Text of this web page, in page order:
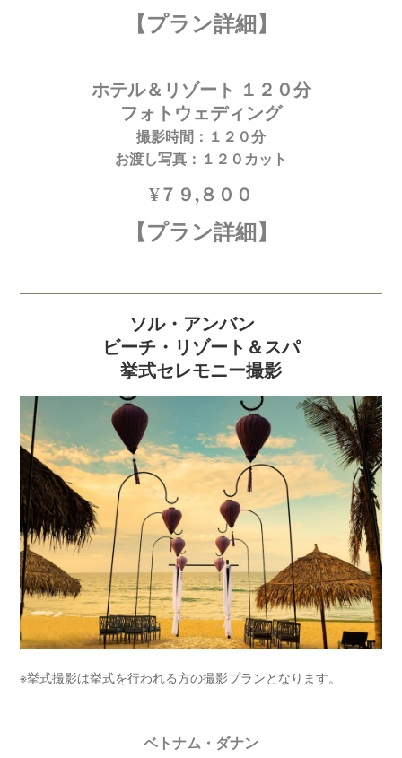
【プラン詳細】
ホテル＆リゾート １２０分
フォトウェディング
撮影時間：１２０分
お渡し写真：１２０カット
¥７９,８００
【プラン詳細】
ソル・アンバン
ビーチ・リゾート＆スパ
挙式セレモニー撮影
※挙式撮影は挙式を行われる方の撮影プランとなります。
ベトナム・ダナン